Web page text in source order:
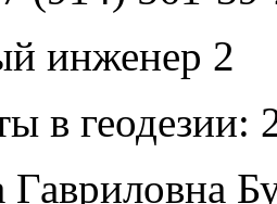
инженер 2
в геодезии:
Гавриловна